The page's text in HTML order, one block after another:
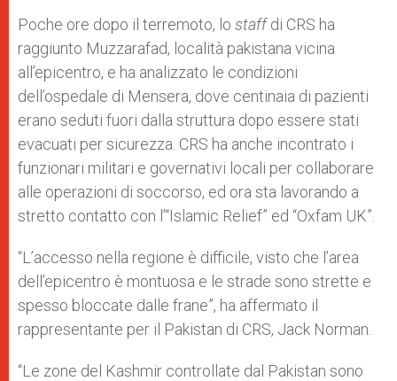
Poche ore dopo il terremoto, lo staffdi CRS ha
raggiunto Muzzarafad, località pakistana vicina
all’epicentro, e ha analizzato le condizioni
dell’ospedale di Mensera, dove centinaia di pazienti
erano seduti fuori dalla struttura dopo essere stati
evacuati per sicurezza. CRS ha anche incontrato i
funzionari militari e governativi locali per collaborare
alle operazioni di soccorso, ed ora sta lavorando a
stretto contatto con l’“Islamic Relief” ed “Oxfam UK”.
“L’accesso nella regione è difficile, visto che l’area
dell’epicentro è montuosa e le strade sono strette e
spesso bloccate dalle frane”, ha affermato il
rappresentante per il Pakistan di CRS, Jack Norman.
“Le zone del Kashmir controllate dal Pakistan sono